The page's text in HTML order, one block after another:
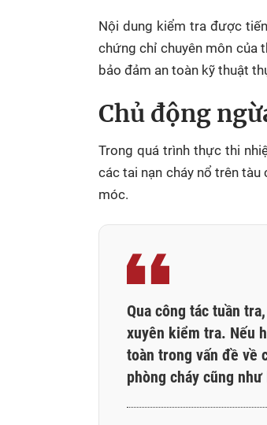
Nội dung kiểm tra được
chứng chỉ chuyên môn của
bảo đảm an toàn kỹ thuật
Chủ động
Trong quá trình thực thi
các tai nạn cháy nổ trên
móc.
Qua công tác tuần
xuyên kiểm tra. Nếu
toàn trong vấn đề về
phòng cháy cũng